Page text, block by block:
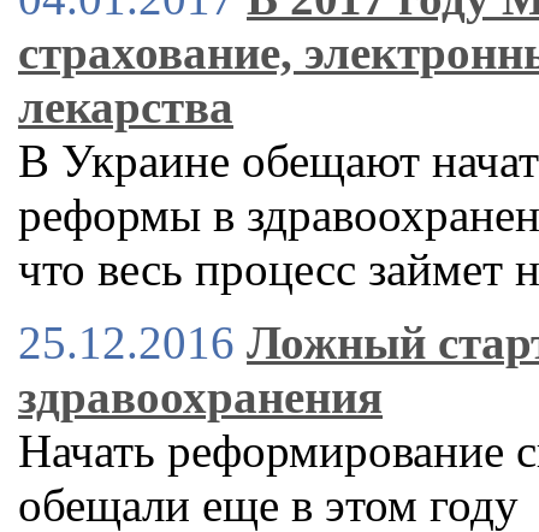
страхование,
лекарства
В Украине обещают
реформы в
что весь процесс займет
25.12.2016 Ложный
здравоохранения
Начать реформирование
обещали еще в этом году